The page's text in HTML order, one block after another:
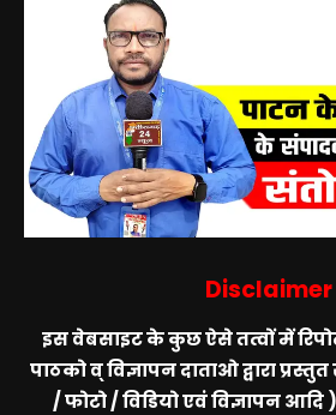
Disclaimer
इस वेबसाइट के कुछ ऐसे तत्वों में
पाठको व् विज्ञापन दाताओ द्वारा
/ फोटो / विडियो एवं विज्ञापन आदि